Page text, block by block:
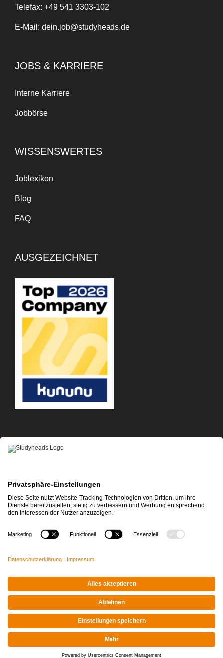
Telefax: +49 541 3303-102
E-Mail: dein.job@studyheads.de
JOBS & KARRIERE
Interne Karriere
Jobbörse
WISSENSWERTES
Joblexikon
Blog
FAQ
AUSGEZEICHNET
Impressum|Datenschutz
© STUDYHEADS, 2026